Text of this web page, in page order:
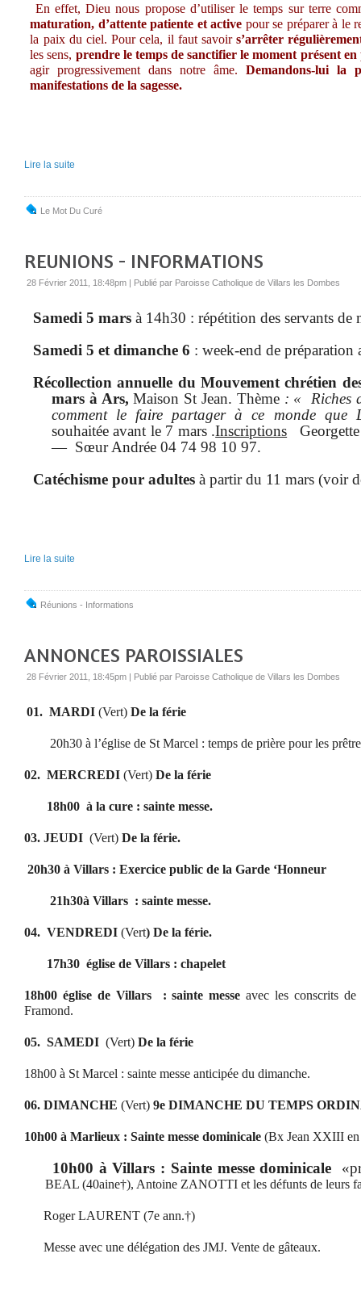
En effet, Dieu nous propose d’utiliser le temps sur terre
maturation, d’attente patiente et active pour se préparer à le
la paix du ciel. Pour cela, il faut savoir s’arrêter
les sens, prendre le temps de sanctifier le moment présent
agir progressivement dans notre âme.
Demandons-lui la
manifestations de la sagesse.
Lire la suite
Le Mot Du Curé
REUNIONS - INFORMATIONS
28 Février 2011, 18:48pm | Publié par Paroisse Catholique de Villars les Dombes
Samedi 5 mars à 14h30 : répétition des servants de
Samedi 5 et dimanche 6 : week-end de préparation
Récollection annuelle du Mouvement chrétien
mars à Ars, Maison St Jean. Thème : « Riches
comment le faire partager à ce monde que
souhaitée avant le 7 mars .Inscriptions
— Sœur Andrée 04 74 98 10 97.
Catéchisme pour adultes à partir du 11 mars (voir
Lire la suite
Réunions - Informations
ANNONCES PAROISSIALES
28 Février 2011, 18:45pm | Publié par Paroisse Catholique de Villars les Dombes
01. MARDI (Vert) De la férie
20h30 à l’église de St Marcel : temps de prière pour les
02. MERCREDI (Vert) De la férie
18h00 à la cure : sainte messe.
03. JEUDI (Vert) De la férie.
20h30 à Villars : Exercice public de la Garde ‘Honneur
21h30à Villars : sainte messe.
04. VENDREDI (Vert) De la férie.
17h30 église de Villars : chapelet
18h00 église de Villars : sainte messe avec les conscrits
Framond.
05. SAMEDI (Vert) De la férie
18h00 à St Marcel : sainte messe anticipée du dimanche.
06. DIMANCHE (Vert) 9e DIMANCHE DU TEMPS
10h00 à Marlieux : Sainte messe dominicale (Bx Jean XXIII
10h00 à Villars : Sainte messe dominicale
BEAL (40aine†), Antoine ZANOTTI et les défunts de leurs
Roger LAURENT (7e ann.†)
Messe avec une délégation des JMJ. Vente de gâteaux.